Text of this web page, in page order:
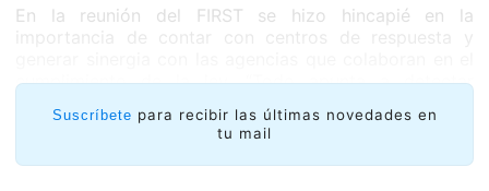
En la reunión del FIRST se hizo hincapié en la
importancia de contar con centros de respuesta y
cumplimiento de la ley. “Todo apunta a detectar
tempranamente las amenazas en la gestión de
incidentes y a intercambiar información con tus pares
experta de LACNIC.
Suscríbete para recibir las últimas novedades en
tu mail